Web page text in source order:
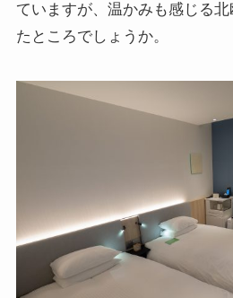
ていますが、温かみも感じる
たところでしょうか。